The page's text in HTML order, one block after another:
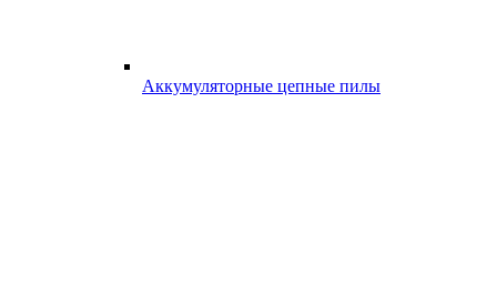
Аккумуляторные цепные пилы